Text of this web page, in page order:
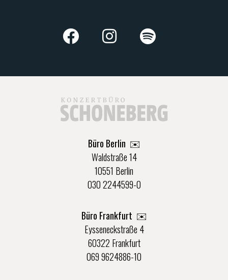
Büro Berlin ✉️
Waldstraße 14
10551 Berlin
030 2244599-0
Büro Frankfurt ✉️
Eysseneckstraße 4
60322 Frankfurt
069 9624886-10